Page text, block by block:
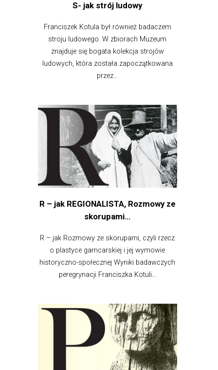
S- jak strój ludowy
Franciszek Kotula był również badaczem
stroju ludowego. W zbiorach Muzeum
znajduje się bogata kolekcja strojów
ludowych, która została zapoczątkowana
przez...
R – jak REGIONALISTA, Rozmowy ze
skorupami…
R – jak Rozmowy ze skorupami, czyli rzecz
o plastyce garncarskiej i jej wymowie
historyczno-społecznej Wyniki badawczych
peregrynacji Franciszka Kotuli...